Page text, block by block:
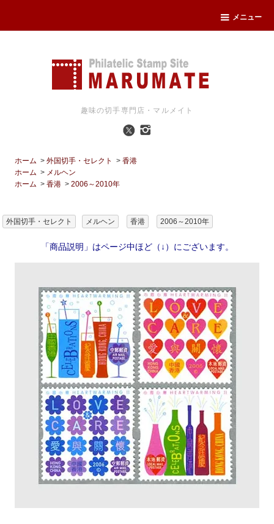
メニュー
趣味の切手専門店・マルメイト
ホーム >外国切手・セレクト >香港
ホーム > メルヘン
ホーム >香港 >2006～2010年
外国切手・セレクト メルヘン 香港 2006～2010年
「商品説明」はページ中ほど（↓）にございます。